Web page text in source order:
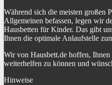
Während sich die meisten großen
Allgemeinen befassen, legen wir
Hausbetten für Kinder. Das gibt
Ihnen die optimale Anlaufstelle
Wir von Hausbett.de hoffen,
weiterhelfen zu können und
Hinweise